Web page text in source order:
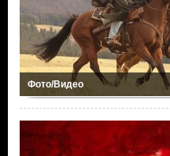
Фото/Видео